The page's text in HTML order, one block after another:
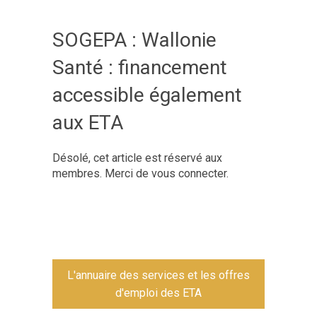
SOGEPA : Wallonie
Santé : financement
accessible également
aux ETA
Désolé, cet article est réservé aux
membres. Merci de vous connecter.
L'annuaire des services et les offres
d'emploi des ETA